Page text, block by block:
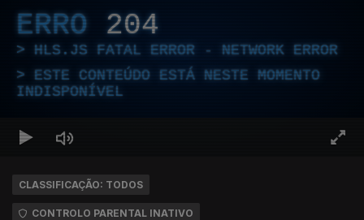
ERRO 204
HLS.JS FATAL ERROR - NETWORK ERROR
ESTE CONTEÚDO ESTÁ NESTE MOMENTO
INDISPONÍVEL
CLASSIFICAÇÃO: TODOS
CONTROLO PARENTAL INATIVO